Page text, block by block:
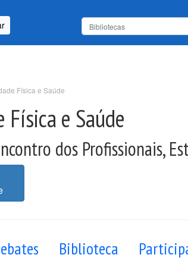
Física e Saúde
e Saúde
dos Profissionais,
Biblioteca